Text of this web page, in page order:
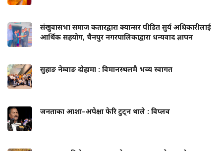
संखुवासभा समाज कतारद्वारा क्यान्सर पीडित सुर्य अधिकारीलाई
आर्थिक सहयोग, चैनपुर नगरपालिकाद्वारा धन्यवाद ज्ञापन
सुहाङ नेम्वाङ दोहामा : विमानस्थलमै भव्य स्वागत
जनताका आशा–अपेक्षा फेरि टुट्न थाले : विप्लव